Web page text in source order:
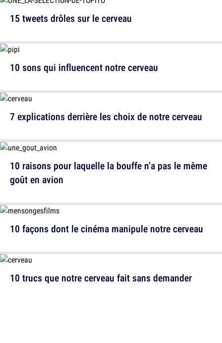
10 sons qui influencent notre cerveau
10 raisons pour laquelle la bouffe n’a pas le même
goût en avion
10 trucs que notre cerveau fait sans demander
15 tweets drôles sur le cerveau
7 explications derrière les choix de notre cerveau
10 façons dont le cinéma manipule notre cerveau